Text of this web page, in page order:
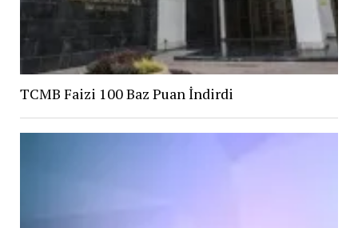
TCMB Faizi 100 Baz Puan İndirdi